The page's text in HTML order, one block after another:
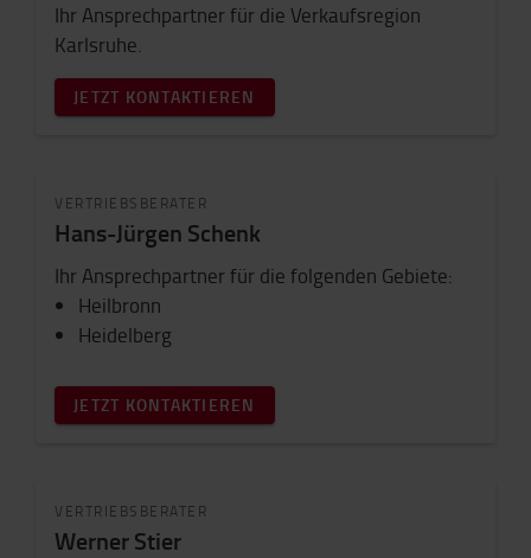
Ihr Ansprechpartner für die Verkaufsregion
Karlsruhe.
JETZT KONTAKTIEREN
VERTRIEBSBERATER
Hans-Jürgen Schenk
Ihr Ansprechpartner für die folgenden Gebiete:
Heilbronn
Heidelberg
JETZT KONTAKTIEREN
VERTRIEBSBERATER
Werner Stier